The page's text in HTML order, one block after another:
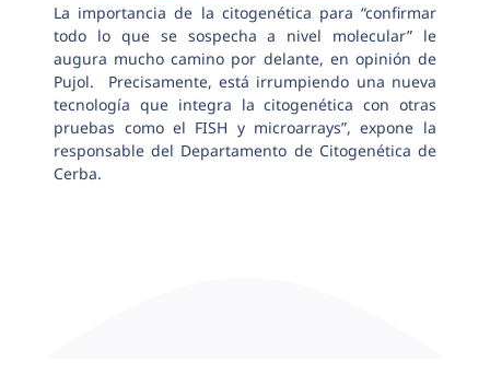
La importancia de la citogenética para “confirmar
todo lo que se sospecha a nivel molecular” le
augura mucho camino por delante, en opinión de
Pujol. Precisamente, está irrumpiendo una nueva
tecnología que integra la citogenética con otras
pruebas como el FISH y microarrays”, expone la
responsable del Departamento de Citogenética de
Cerba.